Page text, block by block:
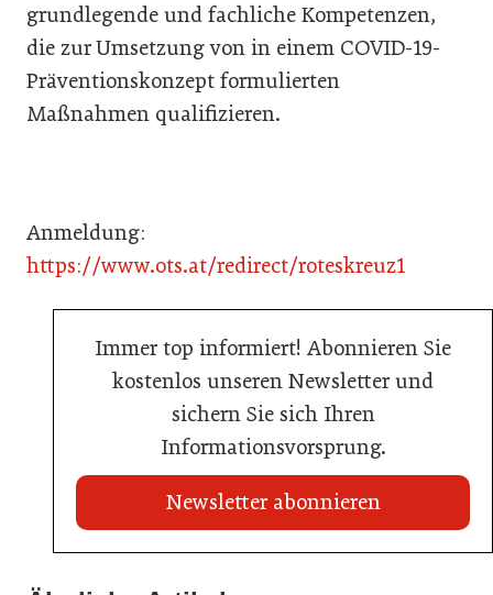
grundlegende und fachliche Kompetenzen,
die zur Umsetzung von in einem COVID-19-
Präventionskonzept formulierten
Maßnahmen qualifizieren.
Anmeldung:
https://www.ots.at/redirect/roteskreuz1
Immer top informiert! Abonnieren Sie
kostenlos unseren Newsletter und
sichern Sie sich Ihren
Informationsvorsprung.
Newsletter abonnieren